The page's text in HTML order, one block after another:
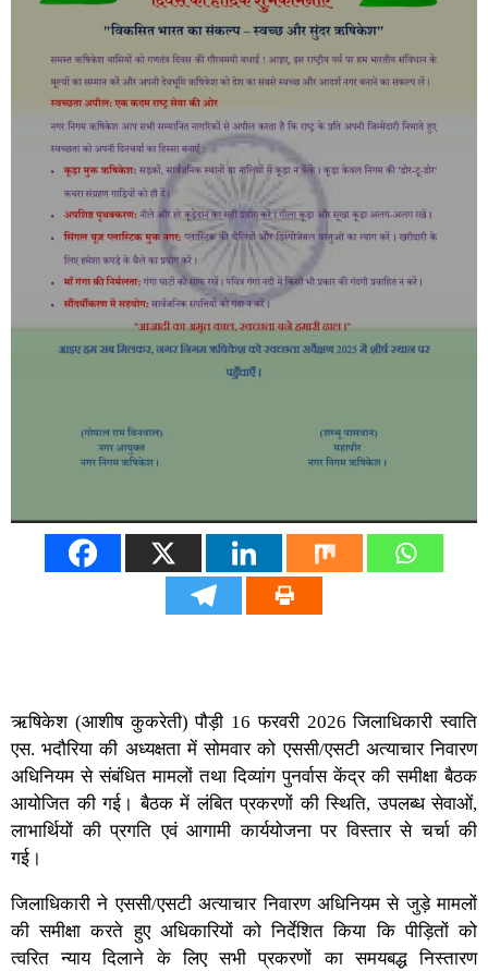
ऋषिकेश (आशीष कुकरेती) पौड़ी 16 फरवरी 2026 जिलाधिकारी स्वाति
एस. भदौरिया की अध्यक्षता में सोमवार को एससी/एसटी अत्याचार निवारण
अधिनियम से संबंधित मामलों तथा दिव्यांग पुनर्वास केंद्र की समीक्षा बैठक
आयोजित की गई। बैठक में लंबित प्रकरणों की स्थिति, उपलब्ध सेवाओं,
लाभार्थियों की प्रगति एवं आगामी कार्ययोजना पर विस्तार से चर्चा की
गई।
जिलाधिकारी ने एससी/एसटी अत्याचार निवारण अधिनियम से जुड़े मामलों
की समीक्षा करते हुए अधिकारियों को निर्देशित किया कि पीड़ितों को
त्वरित न्याय दिलाने के लिए सभी प्रकरणों का समयबद्ध निस्तारण